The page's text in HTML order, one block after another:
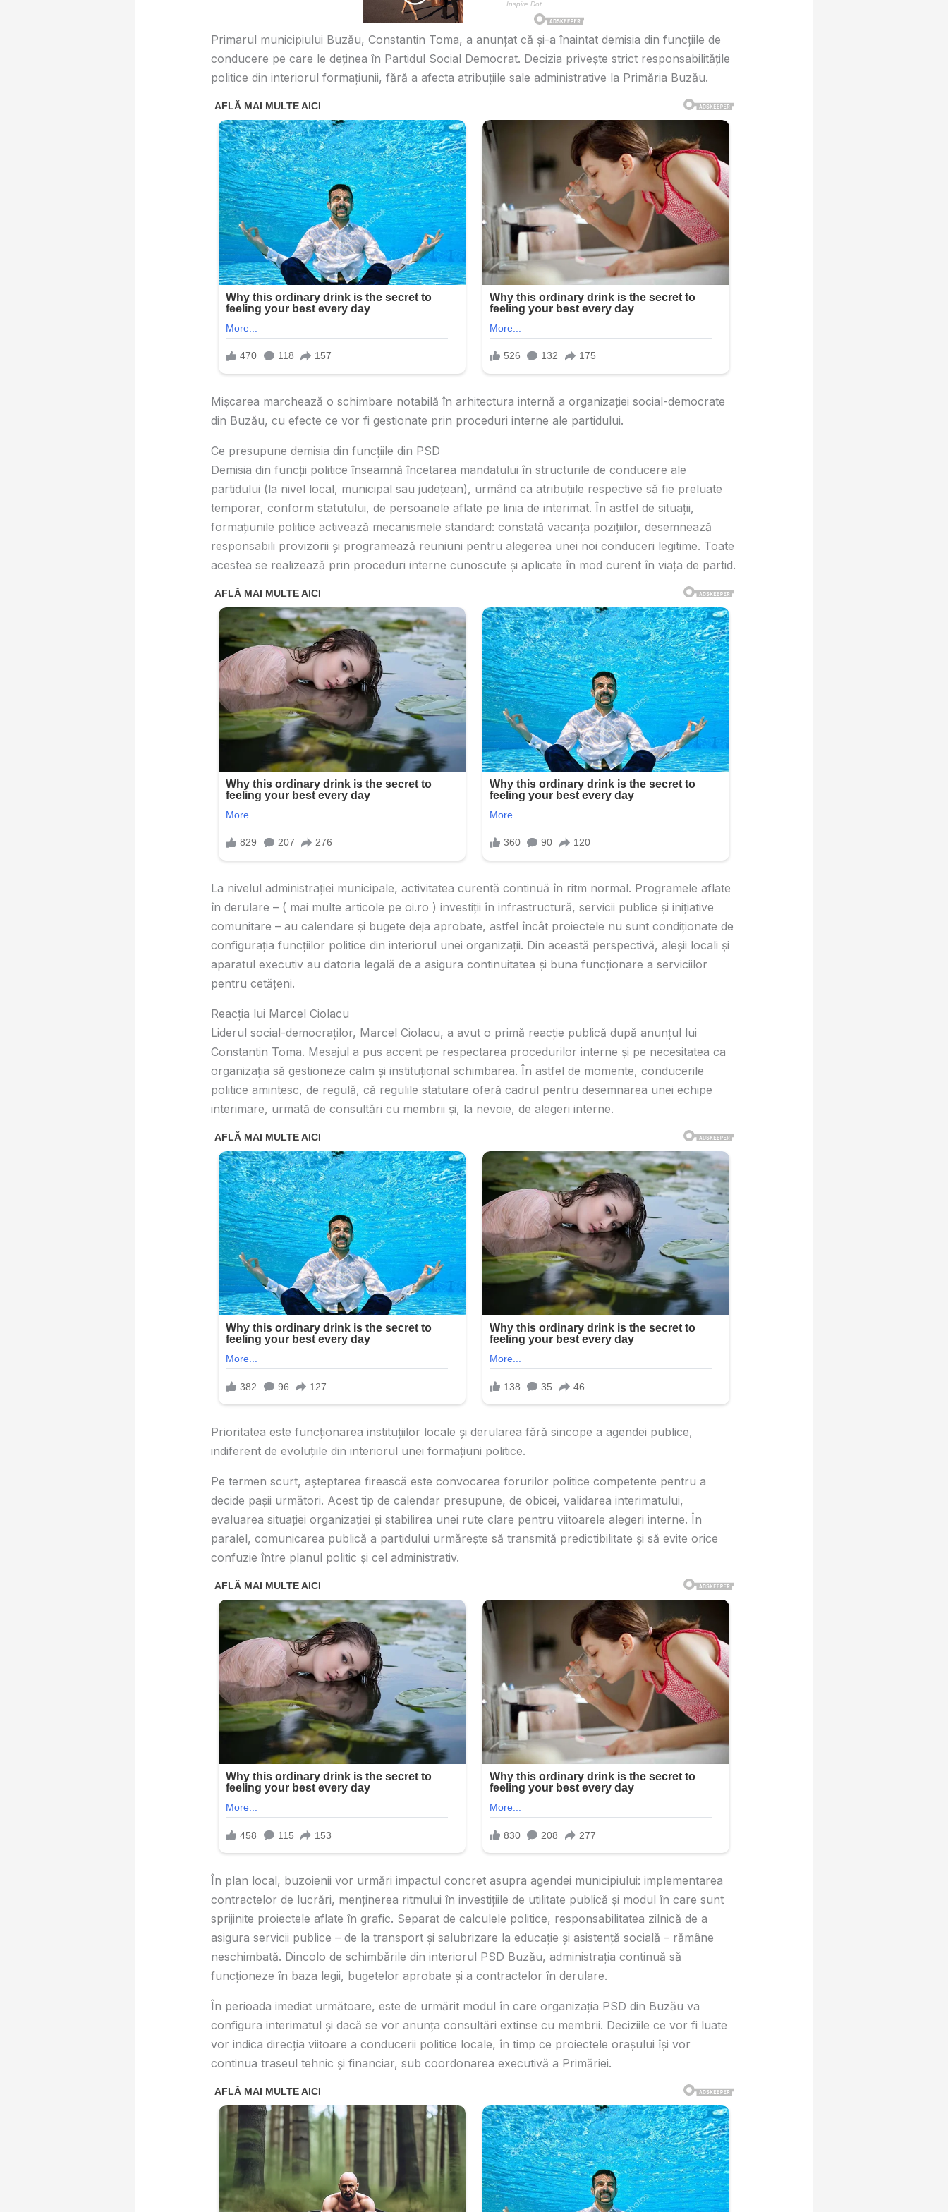
Primarul municipiului Buzău, Constantin Toma, a anunțat că și-a înaintat demisia din funcțiile de
conducere pe care le deținea în Partidul Social Democrat. Decizia privește strict responsabilitățile
politice din interiorul formațiunii, fără a afecta atribuțiile sale administrative la Primăria Buzău.
Mișcarea marchează o schimbare notabilă în arhitectura internă a organizației social-democrate
din Buzău, cu efecte ce vor fi gestionate prin proceduri interne ale partidului.
Ce presupune demisia din funcțiile din PSD
Demisia din funcții politice înseamnă încetarea mandatului în structurile de conducere ale
partidului (la nivel local, municipal sau județean), urmând ca atribuțiile respective să fie preluate
temporar, conform statutului, de persoanele aflate pe linia de interimat. În astfel de situații,
formațiunile politice activează mecanismele standard: constată vacanța pozițiilor, desemnează
responsabili provizorii și programează reuniuni pentru alegerea unei noi conduceri legitime. Toate
acestea se realizează prin proceduri interne cunoscute și aplicate în mod curent în viața de partid.
La nivelul administrației municipale, activitatea curentă continuă în ritm normal. Programele aflate
în derulare – ( mai multe articole pe oi.ro ) investiții în infrastructură, servicii publice și inițiative
comunitare – au calendare și bugete deja aprobate, astfel încât proiectele nu sunt condiționate de
configurația funcțiilor politice din interiorul unei organizații. Din această perspectivă, aleșii locali și
aparatul executiv au datoria legală de a asigura continuitatea și buna funcționare a serviciilor
pentru cetățeni.
Reacția lui Marcel Ciolacu
Liderul social-democraților, Marcel Ciolacu, a avut o primă reacție publică după anunțul lui
Constantin Toma. Mesajul a pus accent pe respectarea procedurilor interne și pe necesitatea ca
organizația să gestioneze calm și instituțional schimbarea. În astfel de momente, conducerile
politice amintesc, de regulă, că regulile statutare oferă cadrul pentru desemnarea unei echipe
interimare, urmată de consultări cu membrii și, la nevoie, de alegeri interne.
Prioritatea este funcționarea instituțiilor locale și derularea fără sincope a agendei publice,
indiferent de evoluțiile din interiorul unei formațiuni politice.
Pe termen scurt, așteptarea firească este convocarea forurilor politice competente pentru a
decide pașii următori. Acest tip de calendar presupune, de obicei, validarea interimatului,
evaluarea situației organizației și stabilirea unei rute clare pentru viitoarele alegeri interne. În
paralel, comunicarea publică a partidului urmărește să transmită predictibilitate și să evite orice
confuzie între planul politic și cel administrativ.
În plan local, buzoienii vor urmări impactul concret asupra agendei municipiului: implementarea
contractelor de lucrări, menținerea ritmului în investițiile de utilitate publică și modul în care sunt
sprijinite proiectele aflate în grafic. Separat de calculele politice, responsabilitatea zilnică de a
asigura servicii publice – de la transport și salubrizare la educație și asistență socială – rămâne
neschimbată. Dincolo de schimbările din interiorul PSD Buzău, administrația continuă să
funcționeze în baza legii, bugetelor aprobate și a contractelor în derulare.
În perioada imediat următoare, este de urmărit modul în care organizația PSD din Buzău va
configura interimatul și dacă se vor anunța consultări extinse cu membrii. Deciziile ce vor fi luate
vor indica direcția viitoare a conducerii politice locale, în timp ce proiectele orașului își vor
continua traseul tehnic și financiar, sub coordonarea executivă a Primăriei.